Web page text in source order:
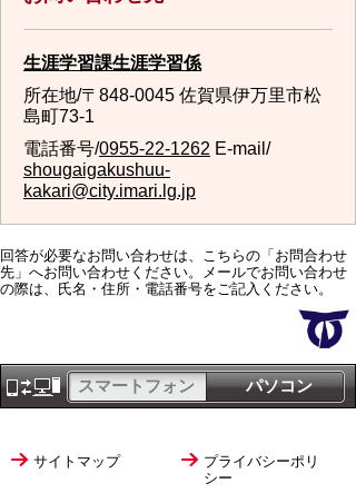
生涯学習課生涯学習係
所在地/〒848-0045 佐賀県伊万里市松
島町73-1
電話番号/0955-22-1262 E-mail/
shougaigakushuu-
kakari@city.imari.lg.jp
回答が必要なお問い合わせは、こちらの「お問合わせ
先」へお問い合わせください。メールでお問い合わせ
の際は、氏名・住所・電話番号をご記入ください。
パソコン
スマートフォン
サイトマップ
プライバシーポリ
シー